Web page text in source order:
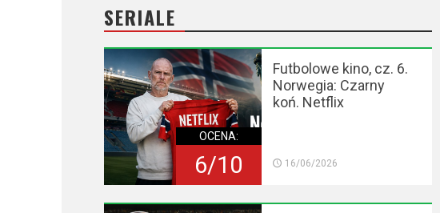
SERIALE
OCENA:
6/10
Futbolowe kino, cz. 6.
Norwegia: Czarny
koń. Netflix
16/06/2026